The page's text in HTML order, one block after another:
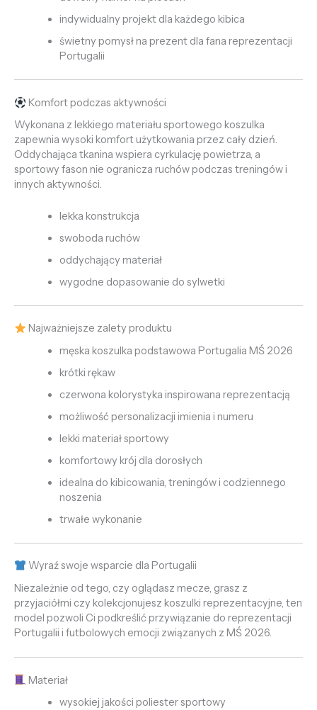
indywidualny projekt dla każdego kibica
świetny pomysł na prezent dla fana reprezentacji
Portugalii
Komfort podczas aktywności
Wykonana z lekkiego materiału sportowego koszulka
zapewnia wysoki komfort użytkowania przez cały dzień.
Oddychająca tkanina wspiera cyrkulację powietrza, a
sportowy fason nie ogranicza ruchów podczas treningów i
innych aktywności.
lekka konstrukcja
swoboda ruchów
oddychający materiał
wygodne dopasowanie do sylwetki
Najważniejsze zalety produktu
męska koszulka podstawowa Portugalia MŚ 2026
krótki rękaw
czerwona kolorystyka inspirowana reprezentacją
możliwość personalizacji imienia i numeru
lekki materiał sportowy
komfortowy krój dla dorosłych
idealna do kibicowania, treningów i codziennego
noszenia
trwałe wykonanie
Wyraź swoje wsparcie dla Portugalii
Niezależnie od tego, czy oglądasz mecze, grasz z
przyjaciółmi czy kolekcjonujesz koszulki reprezentacyjne, ten
model pozwoli Ci podkreślić przywiązanie do reprezentacji
Portugalii i futbolowych emocji związanych z MŚ 2026.
Materiał
wysokiej jakości poliester sportowy